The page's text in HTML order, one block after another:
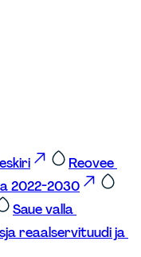
Reovee
2022-2030
Saue valla
reaalservituudi ja